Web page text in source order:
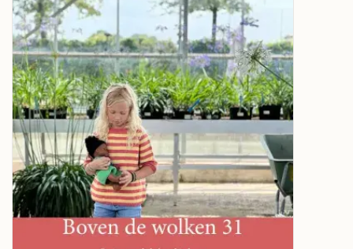
Cadeaubon
Solden
Over wolder